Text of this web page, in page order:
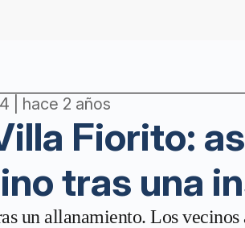
| hace 2 años
Fiorito:
tras una
un allanamiento. Los